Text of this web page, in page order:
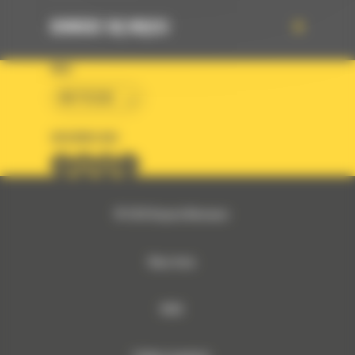
DOWIEDZ SIĘ WIĘCEJ
KRAJ